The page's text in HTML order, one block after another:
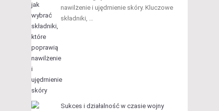
nawilżenie i ujędrnienie skóry. Kluczowe
składniki, …
Sukces i działalność w czasie wojny